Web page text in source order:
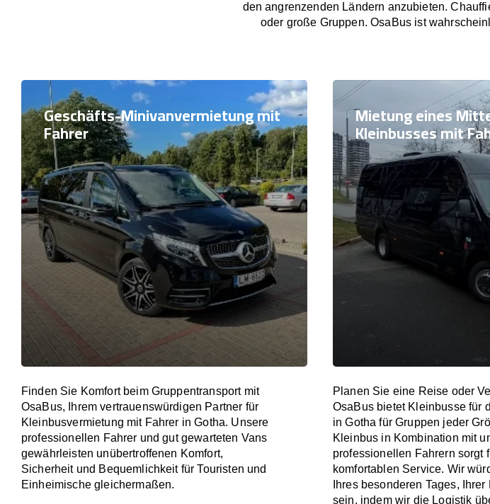
den angrenzenden Ländern anzubieten.
oder große Gruppen. OsaBus ist
Geschäfts-Minivanvermietung mit
Fahrer
Finden Sie Komfort beim Gruppentransport mit
OsaBus, Ihrem vertrauenswürdigen Partner für
Kleinbusvermietung mit Fahrer in Gotha. Unsere
professionellen Fahrer und gut gewarteten Vans
gewährleisten unübertroffenen Komfort,
Sicherheit und Bequemlichkeit für Touristen und
Einheimische gleichermaßen.
Mietung eines
Kleinbusses mit
Planen Sie eine Reise oder
OsaBus bietet Kleinbusse für
in Gotha für Gruppen jeder
Kleinbus in Kombination mit
professionellen Fahrern sorgt
komfortablen Service. Wir
Ihres besonderen Tages,
sein, indem wir die Logistik